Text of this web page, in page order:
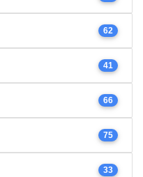
62
41
66
75
33